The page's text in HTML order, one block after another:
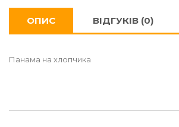
ОПИС ВІДГУКІВ (0)
Панама на хлопчика